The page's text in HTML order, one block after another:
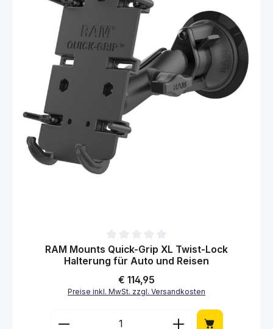
Durchschnittliche Bewertung von 0 von 5 Sternen
RAM Mounts Quick-Grip XL Twist-Lock
Halterung für Auto und Reisen
Regulärer Preis:
€ 114,95
Preise inkl. MwSt. zzgl. Versandkosten
Produkt Anzahl: Gib den gewünschten